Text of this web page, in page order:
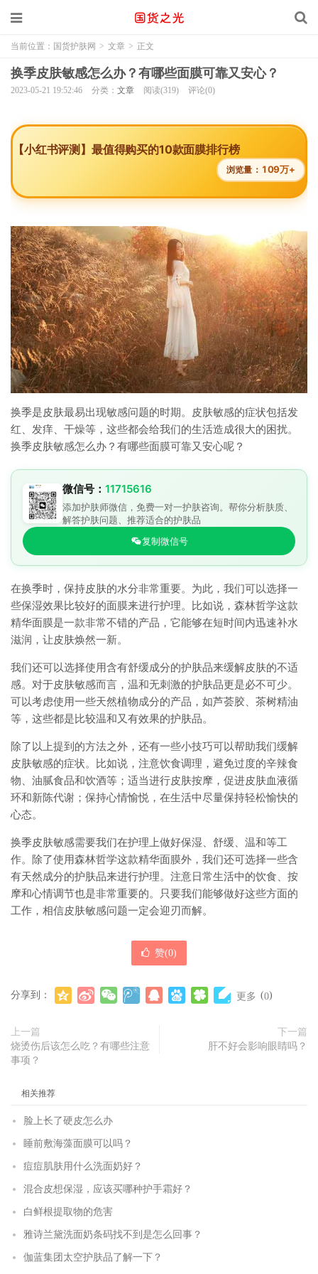
当前位置： 国货护肤网 > 文章 > 正文
换季皮肤敏感怎么办？有哪些面膜可靠又安心？
2023-05-21 19:52:46 分类： 文章 阅读(319) 评论(0)
【小红书评测】最值得购买的10款面膜排行榜
浏览量： 109万+
换季是皮肤最易出现敏感问题的时期。皮肤敏感的症状包括发
红、发痒、干燥等，这些都会给我们的生活造成很大的困扰。
换季皮肤敏感怎么办？有哪些面膜可靠又安心呢？
微信号： 11715616
添加护肤师微信，免费一对一护肤咨询。帮你分析肤质、
解答护肤问题、推荐适合的护肤品
复制微信号
在换季时，保持皮肤的水分非常重要。为此，我们可以选择一
些保湿效果比较好的面膜来进行护理。比如说，森林哲学这款
精华面膜是一款非常不错的产品，它能够在短时间内迅速补水
滋润，让皮肤焕然一新。
我们还可以选择使用含有舒缓成分的护肤品来缓解皮肤的不适
感。对于皮肤敏感而言，温和无刺激的护肤品更是必不可少。
可以考虑使用一些天然植物成分的产品，如芦荟胶、茶树精油
等，这些都是比较温和又有效果的护肤品。
除了以上提到的方法之外，还有一些小技巧可以帮助我们缓解
皮肤敏感的症状。比如说，注意饮食调理，避免过度的辛辣食
物、油腻食品和饮酒等；适当进行皮肤按摩，促进皮肤血液循
环和新陈代谢；保持心情愉悦，在生活中尽量保持轻松愉快的
心态。
换季皮肤敏感需要我们在护理上做好保湿、舒缓、温和等工
作。除了使用森林哲学这款精华面膜外，我们还可选择一些含
有天然成分的护肤品来进行护理。注意日常生活中的饮食、按
摩和心情调节也是非常重要的。只要我们能够做好这些方面的
工作，相信皮肤敏感问题一定会迎刃而解。
赞(0)
分享到： 更多 (0)
上一篇
烧烫伤后该怎么吃？有哪些注意
事项？
下一篇
肝不好会影响眼睛吗？
相关推荐
脸上长了硬皮怎么办
睡前敷海藻面膜可以吗？
痘痘肌肤用什么洗面奶好？
混合皮想保湿，应该买哪种护手霜好？
白鲜根提取物的危害
雅诗兰黛洗面奶条码找不到是怎么回事？
伽蓝集团太空护肤品了解一下？